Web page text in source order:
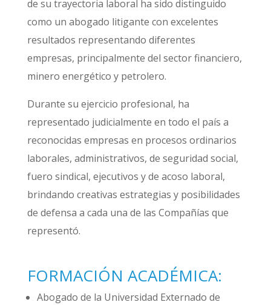
de su trayectoria laboral ha sido distinguido
como un abogado litigante con excelentes
resultados representando diferentes
empresas, principalmente del sector financiero,
minero energético y petrolero.
Durante su ejercicio profesional, ha
representado judicialmente en todo el país a
reconocidas empresas en procesos ordinarios
laborales, administrativos, de seguridad social,
fuero sindical, ejecutivos y de acoso laboral,
brindando creativas estrategias y posibilidades
de defensa a cada una de las Compañías que
representó.
FORMACIÓN ACADÉMICA:
Abogado de la Universidad Externado de